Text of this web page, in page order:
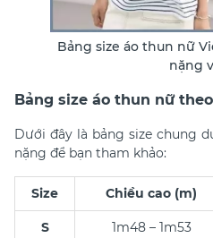
Bảng size áo thun nữ
nặng
Bảng size áo thun nữ
Dưới đây là bảng size chung
nặng để bạn tham khảo:
Size Chiều cao (m)
S 1m48 – 1m53